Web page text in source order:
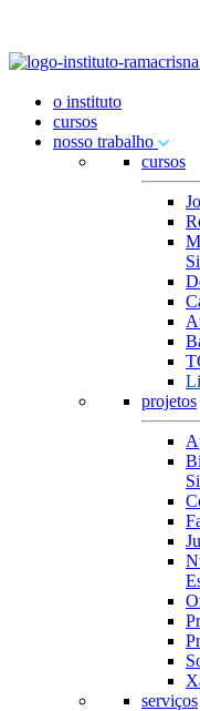
o instituto
cursos
nosso trabalho
cursos
projetos
serviços